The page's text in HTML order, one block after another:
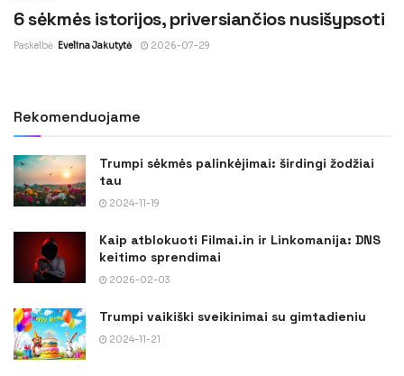
6 sėkmės istorijos, priversiančios nusišypsoti
Paskelbė Evelina Jakutytė 2026-07-29
Rekomenduojame
Trumpi sėkmės palinkėjimai: širdingi žodžiai
tau
2024-11-19
Kaip atblokuoti Filmai.in ir Linkomanija: DNS
keitimo sprendimai
2026-02-03
Trumpi vaikiški sveikinimai su gimtadieniu
2024-11-21